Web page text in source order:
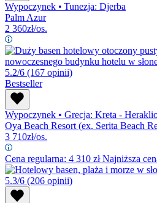
Wypoczynek • Tunezja: Djerba
Palm Azur
2 360zł/os.
5.2/6 (167 opinii)
Bestseller
Wypoczynek • Grecja: Kreta -
Oya Beach Resort (ex. Serita Beach
3 710zł/os.
Cena regularna: 4 310 złNajniższa
5.3/6 (206 opinii)